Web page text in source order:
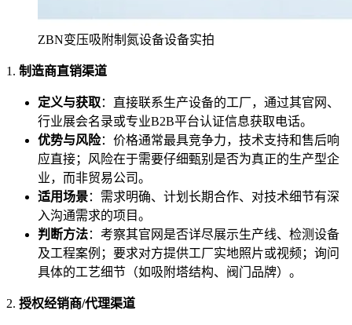
ZBN变压吸附制氮设备设备实拍
1. 制造商直销渠道
定义与获取：直接联系生产设备的工厂，通过其官网、
行业展会名录或专业B2B平台认证信息获取电话。
优势与风险：价格通常最具竞争力，技术支持和售后响
应直接；风险在于需要仔细甄别是否为真正的生产型企
业，而非贸易公司。
适用场景：需求明确、计划长期合作、对技术细节有深
入沟通需求的项目。
判断方法：考察其官网是否详尽展示生产线、检测设备
及工程案例；要求对方提供工厂实地照片或视频；询问
具体的工艺细节（如吸附塔结构、阀门品牌）。
2. 授权经销商/代理渠道